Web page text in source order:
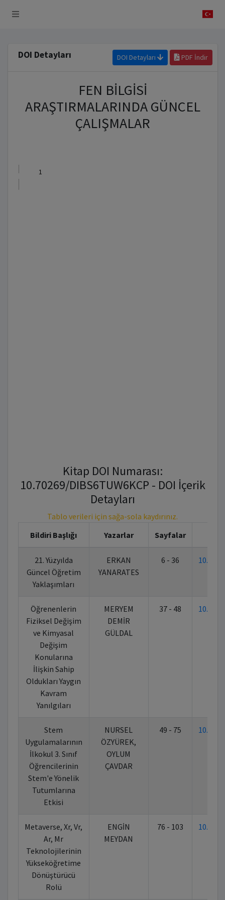
DOI Detayları DOI Detayları PDF İndir
FEN BİLGİSİ
ARAŞTIRMALARINDA GÜNCEL
ÇALIŞMALAR
Kitap DOI Numarası:
10.70269/DIBS6TUW6KCP - DOI İçerik
Detayları
Tablo verileri için sağa-sola kaydırınız.
Bildiri Başlığı
Yazarlar Sayfalar
21. Yüzyılda
Güncel Öğretim
Yaklaşımları
ERKAN
YANARATES
6 - 36
Öğrenenlerin
Fiziksel Değişim
ve Kimyasal
Değişim
Konularına
İlişkin Sahip
Oldukları Yaygın
Kavram
Yanılgıları
MERYEM
DEMİR
GÜLDAL
37 - 48
Stem
Uygulamalarının
İlkokul 3. Sınıf
Öğrencilerinin
Stem'e Yönelik
Tutumlarına
Etkisi
NURSEL
ÖZYÜREK,
OYLUM
ÇAVDAR
49 - 75
Metaverse, Xr, Vr,
Ar, Mr
Teknolojilerinin
Yükseköğretime
Dönüştürücü
Rolü
ENGİN
MEYDAN
76 - 103